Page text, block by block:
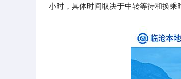
小时，具体时间取决于中转等待和换乘